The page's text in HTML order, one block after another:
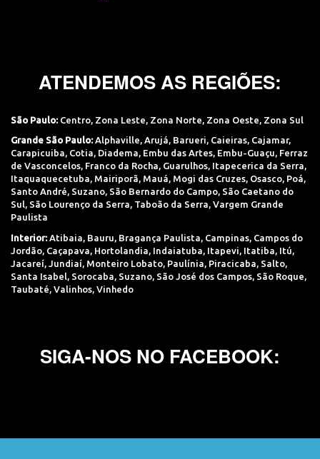
ATENDEMOS AS REGIÕES:
São Paulo: Centro Zona Leste Zona Norte Zona Oeste Zona Sul
Grande São Paulo: Alphaville, Arujá, Barueri, Caieiras, Cajamar,
Carapicuiba, Cotia, Diadema, Embu das Artes, Embu-Guaçu, Ferraz
de Vasconcelos, Franco da Rocha, Guarulhos, Itapecerica da Serra,
Itaquaquecetuba, Mairiporã, Mauá, Mogi das Cruzes, Osasco, Poá,
Santo André, Suzano, São Bernardo do Campo, São Caetano do
Sul, São Lourenço da Serra, Taboão da Serra, Vargem Grande
Paulista
Interior: Atibaia Bauru Bragança Paulista Campinas Campos do
Jordão Caçapava Hortolandia Indaiatuba Itapevi Itatiba Itú
Jacareí
Jundiaí Monteiro Lobato Paulínia Piracicaba Salto
Santa Isabel Sorocaba Suzano São José dos Campos São Roque
Taubaté Valinhos Vinhedo
SIGA-NOS NO FACEBOOK: